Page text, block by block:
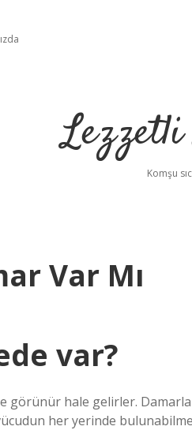
Lezzetli
Komşu
Var Mı
var?
görünür hale gelirler.
her yerinde